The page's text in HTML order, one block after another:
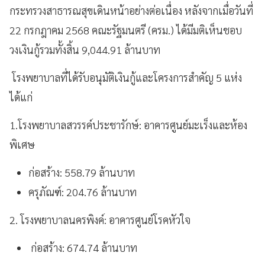
กระทรวงสาธารณสุขเดินหน้าอย่างต่อเนื่อง หลังจากเมื่อวันที่
22 กรกฎาคม 2568 คณะรัฐมนตรี (ครม.) ได้มีมติเห็นชอบ
วงเงินกู้รวมทั้งสิ้น 9,044.91 ล้านบาท
โรงพยาบาลที่ได้รับอนุมัติเงินกู้และโครงการสำคัญ 5 แห่ง
ได้แก่
1.โรงพยาบาลสวรรค์ประชารักษ์: อาคารศูนย์มะเร็งและห้อง
พิเศษ
ก่อสร้าง: 558.79 ล้านบาท
ครุภัณฑ์: 204.76 ล้านบาท
2. โรงพยาบาลนครพิงค์: อาคารศูนย์โรคหัวใจ
ก่อสร้าง: 674.74 ล้านบาท